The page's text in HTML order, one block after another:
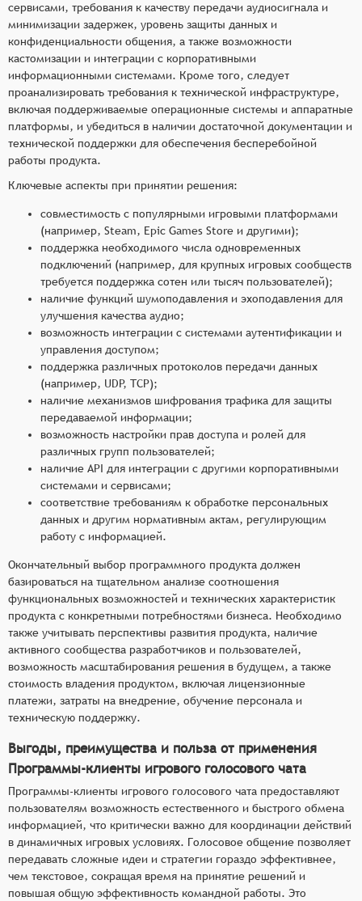
сервисами, требования к качеству передачи аудиосигнала и
минимизации задержек, уровень защиты данных и
конфиденциальности общения, а также возможности
кастомизации и интеграции с корпоративными
информационными системами. Кроме того, следует
проанализировать требования к технической инфраструктуре,
включая поддерживаемые операционные системы и аппаратные
платформы, и убедиться в наличии достаточной документации и
технической поддержки для обеспечения бесперебойной
работы продукта.
Ключевые аспекты при принятии решения:
совместимость с популярными игровыми платформами
(например, Steam, Epic Games Store и другими);
поддержка необходимого числа одновременных
подключений (например, для крупных игровых сообществ
требуется поддержка сотен или тысяч пользователей);
наличие функций шумоподавления и эхоподавления для
улучшения качества аудио;
возможность интеграции с системами аутентификации и
управления доступом;
поддержка различных протоколов передачи данных
(например, UDP, TCP);
наличие механизмов шифрования трафика для защиты
передаваемой информации;
возможность настройки прав доступа и ролей для
различных групп пользователей;
наличие API для интеграции с другими корпоративными
системами и сервисами;
соответствие требованиям к обработке персональных
данных и другим нормативным актам, регулирующим
работу с информацией.
Окончательный выбор программного продукта должен
базироваться на тщательном анализе соотношения
функциональных возможностей и технических характеристик
продукта с конкретными потребностями бизнеса. Необходимо
также учитывать перспективы развития продукта, наличие
активного сообщества разработчиков и пользователей,
возможность масштабирования решения в будущем, а также
стоимость владения продуктом, включая лицензионные
платежи, затраты на внедрение, обучение персонала и
техническую поддержку.
Выгоды, преимущества и польза от применения
Программы-клиенты игрового голосового чата
Программы-клиенты игрового голосового чата предоставляют
пользователям возможность естественного и быстрого обмена
информацией, что критически важно для координации действий
в динамичных игровых условиях. Голосовое общение позволяет
передавать сложные идеи и стратегии гораздо эффективнее,
чем текстовое, сокращая время на принятие решений и
повышая общую эффективность командной работы. Это